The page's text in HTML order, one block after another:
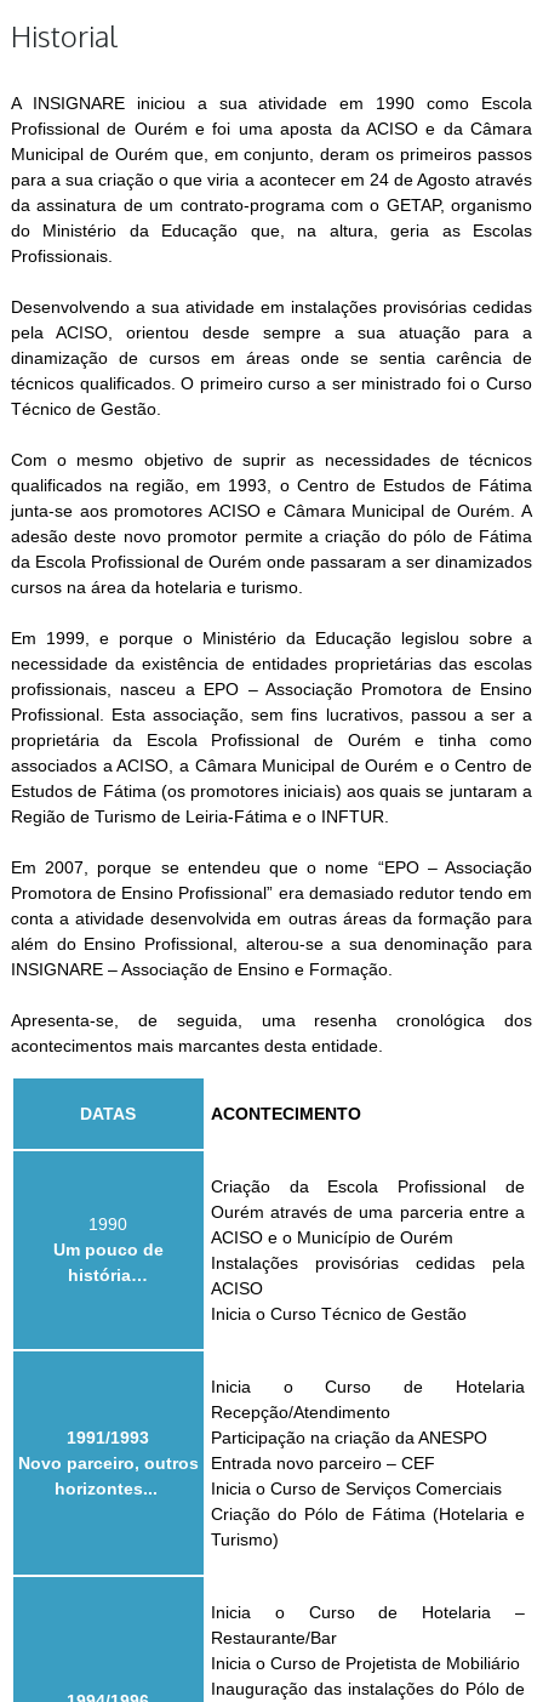
Historial
A INSIGNARE iniciou a sua atividade em 1990 como Escola
Profissional de Ourém e foi uma aposta da ACISO e da Câmara
Municipal de Ourém que, em conjunto, deram os primeiros passos
para a sua criação o que viria a acontecer em 24 de Agosto através
da assinatura de um contrato-programa com o GETAP, organismo
do Ministério da Educação que, na altura, geria as Escolas
Profissionais.
Desenvolvendo a sua atividade em instalações provisórias cedidas
pela ACISO, orientou desde sempre a sua atuação para a
dinamização de cursos em áreas onde se sentia carência de
técnicos qualificados. O primeiro curso a ser ministrado foi o Curso
Técnico de Gestão.
Com o mesmo objetivo de suprir as necessidades de técnicos
qualificados na região, em 1993, o Centro de Estudos de Fátima
junta-se aos promotores ACISO e Câmara Municipal de Ourém. A
adesão deste novo promotor permite a criação do pólo de Fátima
da Escola Profissional de Ourém onde passaram a ser dinamizados
cursos na área da hotelaria e turismo.
Em 1999, e porque o Ministério da Educação legislou sobre a
necessidade da existência de entidades proprietárias das escolas
profissionais, nasceu a EPO – Associação Promotora de Ensino
Profissional. Esta associação, sem fins lucrativos, passou a ser a
proprietária da Escola Profissional de Ourém e tinha como
associados a ACISO, a Câmara Municipal de Ourém e o Centro de
Estudos de Fátima (os promotores iniciais) aos quais se juntaram a
Região de Turismo de Leiria-Fátima e o INFTUR.
Em 2007, porque se entendeu que o nome “EPO – Associação
Promotora de Ensino Profissional” era demasiado redutor tendo em
conta a atividade desenvolvida em outras áreas da formação para
além do Ensino Profissional, alterou-se a sua denominação para
INSIGNARE – Associação de Ensino e Formação.
Apresenta-se, de seguida, uma resenha cronológica dos
acontecimentos mais marcantes desta entidade.
DATAS ACONTECIMENTO
1990
Um pouco de
história…
Criação da Escola Profissional de
Ourém através de uma parceria entre a
ACISO e o Município de Ourém
Instalações provisórias cedidas pela
ACISO
Inicia o Curso Técnico de Gestão
1991/1993
Novo parceiro, outros
horizontes...
Inicia o Curso de Hotelaria
Recepção/Atendimento
Participação na criação da ANESPO
Entrada novo parceiro – CEF
Inicia o Curso de Serviços Comerciais
Criação do Pólo de Fátima (Hotelaria e
Turismo)
Inicia o Curso de Hotelaria –
Restaurante/Bar
Inicia o Curso de Projetista de Mobiliário
Inauguração das instalações do Pólo de